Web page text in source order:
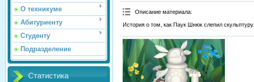
О техникуме
Абитуриенту
Студенту
Подразделение
Статистика
Описание материала:
История о том, как Паук Шнюк слепил скульптуру.